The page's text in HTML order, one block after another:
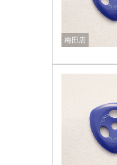
梅田店